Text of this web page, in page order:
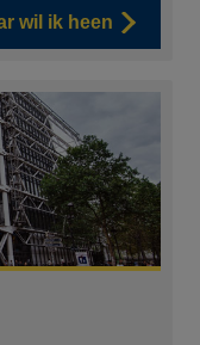
wil ik heen